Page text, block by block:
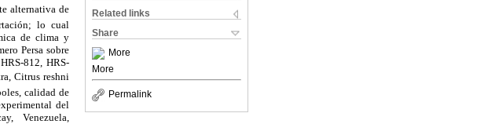
Related links
Share
More
More
Permalink
alternativa de
lo cual
de clima y
Persa sobre
812, HRS-
Citrus reshni
calidad de
del
Venezuela,